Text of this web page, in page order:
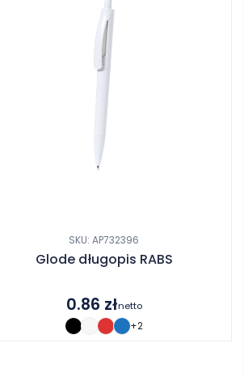
SKU: AP732396
Glode długopis RABS
0.86 złnetto
+2